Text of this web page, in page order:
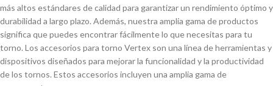
más altos estándares de calidad para garantizar un rendimiento óptimo y
durabilidad a largo plazo. Además, nuestra amplia gama de productos
significa que puedes encontrar fácilmente lo que necesitas para tu
torno. Los accesorios para torno Vertex son una lí­nea de herramientas y
dispositivos diseñados para mejorar la funcionalidad y la productividad
de los tornos. Estos accesorios incluyen una amplia gama de